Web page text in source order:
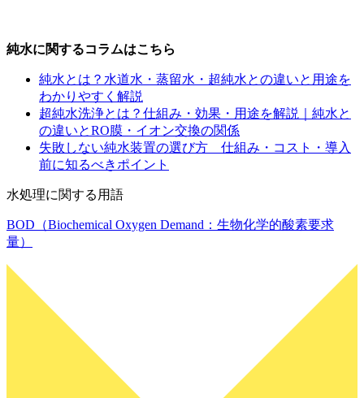
純水に関するコラムはこちら
純水とは？水道水・蒸留水・超純水との違いと用途を
わかりやすく解説
超純水洗浄とは？仕組み・効果・用途を解説｜純水と
の違いとRO膜・イオン交換の関係
失敗しない純水装置の選び方 仕組み・コスト・導入
前に知るべきポイント
水処理に関する用語
BOD（Biochemical Oxygen Demand：生物化学的酸素要求
量）